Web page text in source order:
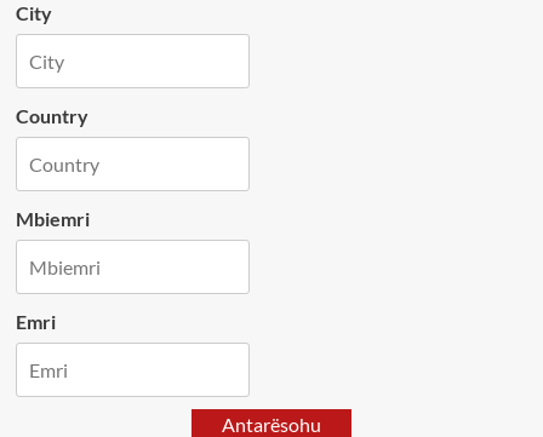
City
Country
Mbiemri
Emri
Antarësohu